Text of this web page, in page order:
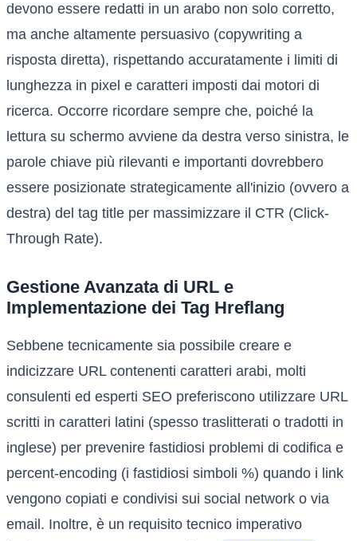
devono essere redatti in un arabo non solo corretto,
ma anche altamente persuasivo (copywriting a
risposta diretta), rispettando accuratamente i limiti di
lunghezza in pixel e caratteri imposti dai motori di
ricerca. Occorre ricordare sempre che, poiché la
lettura su schermo avviene da destra verso sinistra, le
parole chiave più rilevanti e importanti dovrebbero
essere posizionate strategicamente all'inizio (ovvero a
destra) del tag title per massimizzare il CTR (Click-
Through Rate).
Gestione Avanzata di URL e
Implementazione dei Tag Hreflang
Sebbene tecnicamente sia possibile creare e
indicizzare URL contenenti caratteri arabi, molti
consulenti ed esperti SEO preferiscono utilizzare URL
scritti in caratteri latini (spesso traslitterati o tradotti in
inglese) per prevenire fastidiosi problemi di codifica e
percent-encoding (i fastidiosi simboli %) quando i link
vengono copiati e condivisi sui social network o via
email. Inoltre, è un requisito tecnico imperativo